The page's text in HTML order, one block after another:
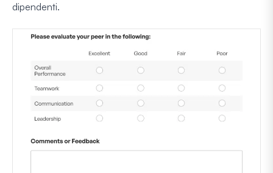
dipendenti.